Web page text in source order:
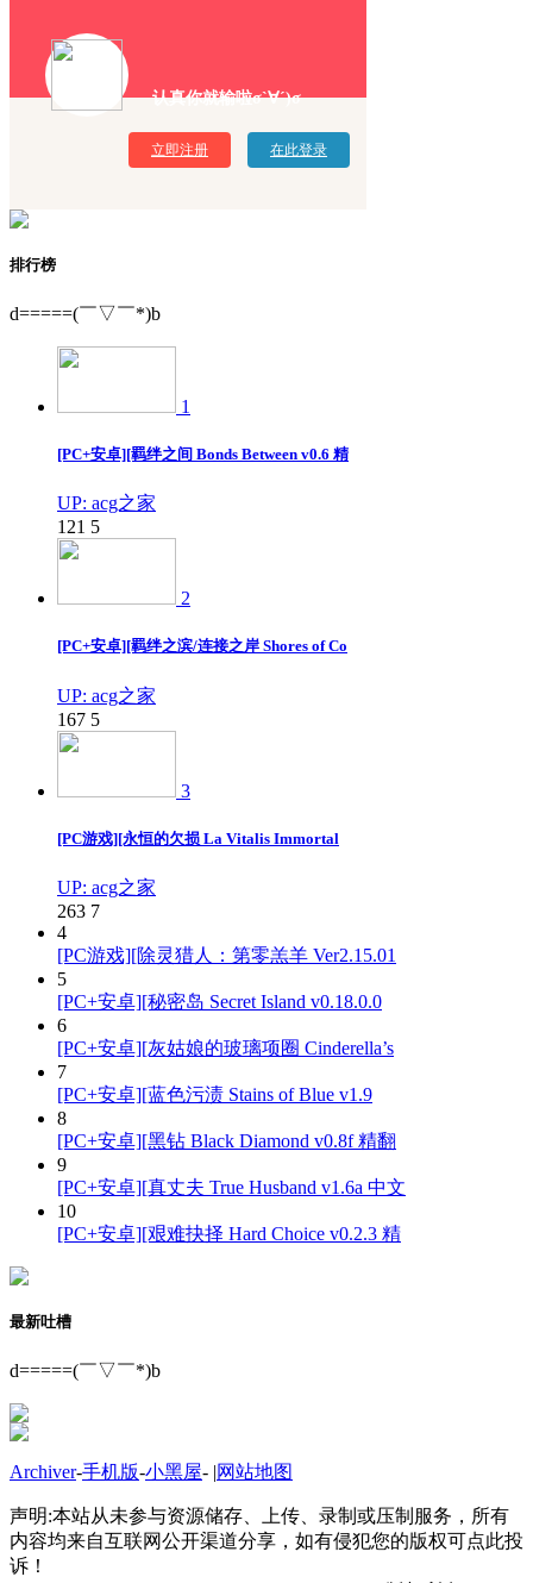
认真你就输啦σ`∀´)σ
立即注册 在此登录
排行榜
d=====(￣▽￣*)b
1
[PC+安卓][羁绊之间 Bonds Between v0.6 精
UP: acg之家
121 5
2
[PC+安卓][羁绊之滨/连接之岸 Shores of Co
UP: acg之家
167 5
3
[PC游戏][永恒的欠损 La Vitalis Immortal
UP: acg之家
263 7
4
[PC游戏][除灵猎人：第零羔羊 Ver2.15.01
5
[PC+安卓][秘密岛 Secret Island v0.18.0.0
6
[PC+安卓][灰姑娘的玻璃项圈 Cinderella’s
7
[PC+安卓][蓝色污渍 Stains of Blue v1.9
8
[PC+安卓][黑钻 Black Diamond v0.8f 精翻
9
[PC+安卓][真丈夫 True Husband v1.6a 中文
10
[PC+安卓][艰难抉择 Hard Choice v0.2.3 精
最新吐槽
d=====(￣▽￣*)b
Archiver-手机版-小黑屋- |网站地图
声明:本站从未参与资源储存、上传、录制或压制服务，所有
内容均来自互联网公开渠道分享，如有侵犯您的版权可点此投
诉！